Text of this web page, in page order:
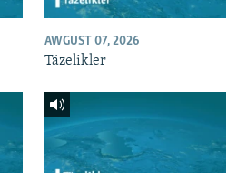
AWGUST 07, 2026
Täzelikler